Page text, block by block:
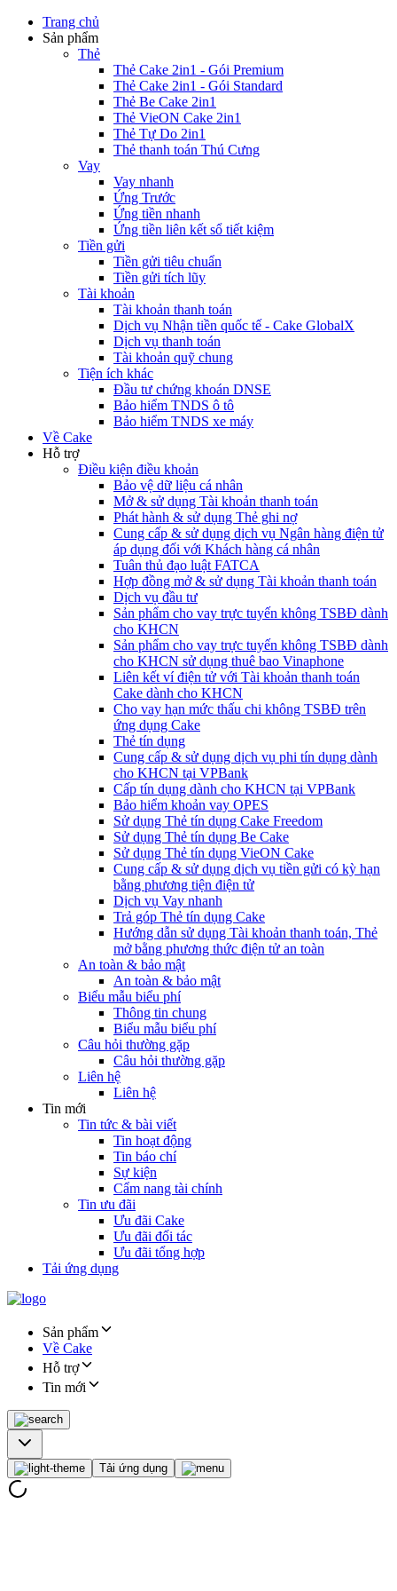
Trang chủ
Sản phẩm
Thẻ
Thẻ Cake 2in1 - Gói Premium
Thẻ Cake 2in1 - Gói Standard
Thẻ Be Cake 2in1
Thẻ VieON Cake 2in1
Thẻ Tự Do 2in1
Thẻ thanh toán Thú Cưng
Vay
Vay nhanh
Ứng Trước
Ứng tiền nhanh
Ứng tiền liên kết sổ tiết kiệm
Tiền gửi
Tiền gửi tiêu chuẩn
Tiền gửi tích lũy
Tài khoản
Tài khoản thanh toán
Dịch vụ Nhận tiền quốc tế - Cake GlobalX
Dịch vụ thanh toán
Tài khoản quỹ chung
Tiện ích khác
Đầu tư chứng khoán DNSE
Bảo hiểm TNDS ô tô
Bảo hiểm TNDS xe máy
Về Cake
Hỗ trợ
Điều kiện điều khoản
Bảo vệ dữ liệu cá nhân
Mở & sử dụng Tài khoản thanh toán
Phát hành & sử dụng Thẻ ghi nợ
Cung cấp & sử dụng dịch vụ Ngân hàng điện tử
áp dụng đối với Khách hàng cá nhân
Tuân thủ đạo luật FATCA
Hợp đồng mở & sử dụng Tài khoản thanh toán
Dịch vụ đầu tư
Sản phẩm cho vay trực tuyến không TSBĐ dành
cho KHCN
Sản phẩm cho vay trực tuyến không TSBĐ dành
cho KHCN sử dụng thuê bao Vinaphone
Liên kết ví điện tử với Tài khoản thanh toán
Cake dành cho KHCN
Cho vay hạn mức thấu chi không TSBĐ trên
ứng dụng Cake
Thẻ tín dụng
Cung cấp & sử dụng dịch vụ phi tín dụng dành
cho KHCN tại VPBank
Cấp tín dụng dành cho KHCN tại VPBank
Bảo hiểm khoản vay OPES
Sử dụng Thẻ tín dụng Cake Freedom
Sử dụng Thẻ tín dụng Be Cake
Sử dụng Thẻ tín dụng VieON Cake
Cung cấp & sử dụng dịch vụ tiền gửi có kỳ hạn
bằng phương tiện điện tử
Dịch vụ Vay nhanh
Trả góp Thẻ tín dụng Cake
Hướng dẫn sử dụng Tài khoản thanh toán, Thẻ
mở bằng phương thức điện tử an toàn
An toàn & bảo mật
An toàn & bảo mật
Biểu mẫu biểu phí
Thông tin chung
Biểu mẫu biểu phí
Câu hỏi thường gặp
Câu hỏi thường gặp
Liên hệ
Liên hệ
Tin mới
Tin tức & bài viết
Tin hoạt động
Tin báo chí
Sự kiện
Cẩm nang tài chính
Tin ưu đãi
Ưu đãi Cake
Ưu đãi đối tác
Ưu đãi tổng hợp
Tải ứng dụng
Sản phẩm
Về Cake
Hỗ trợ
Tin mới
Tải ứng dụng